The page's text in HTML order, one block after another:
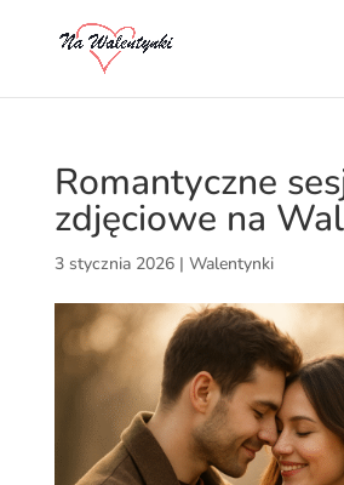
Romantyczne
zdjęciowe na
3 stycznia 2026| Walentynki